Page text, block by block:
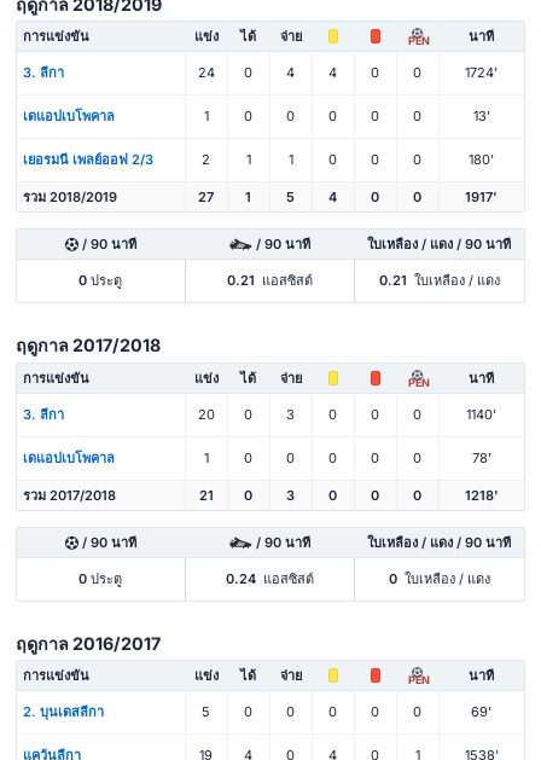
การแข่งขัน แข่ง ได้ จ่าย PEN นาที
3. ลีกา 24 0 4 4 0 0 1724'
เดแอปเบโพคาล 1 0 0 0 0 0 13'
เยอรมนี เพลย์ออฟ 2/3 2 1 1 0 0 0 180'
รวม 2018/2019 27 1 5 4 0 0 1917'
/ 90 นาที / 90 นาที ใบเหลือง / แดง / 90 นาที
0 ประตู 0.21 แอสซิสต์ 0.21 ใบเหลือง / แดง
ฤดูกาล 2017/2018
การแข่งขัน แข่ง ได้ จ่าย PEN นาที
3. ลีกา 20 0 3 0 0 0 1140'
เดแอปเบโพคาล 1 0 0 0 0 0 78'
รวม 2017/2018 21 0 3 0 0 0 1218'
/ 90 นาที / 90 นาที ใบเหลือง / แดง / 90 นาที
0 ประตู 0.24 แอสซิสต์ 0 ใบเหลือง / แดง
ฤดูกาล 2016/2017
การแข่งขัน แข่ง ได้ จ่าย PEN นาที
2. บุนเดสลีกา 5 0 0 0 0 0 69'
แคว้นลีกา 19 4 0 4 0 1 1538'